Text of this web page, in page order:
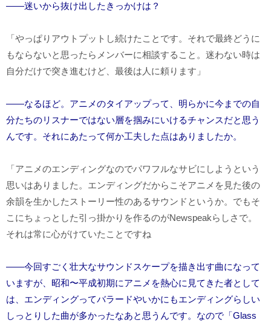
――迷いから抜け出したきっかけは？
「やっぱりアウトプットし続けたことです。それで最終どうに
もならないと思ったらメンバーに相談すること。迷わない時は
自分だけで突き進むけど、最後は人に頼ります」
――なるほど。アニメのタイアップって、明らかに今までの自
分たちのリスナーではない層を掴みにいけるチャンスだと思う
んです。それにあたって何か工夫した点はありましたか。
「アニメのエンディングなのでパワフルなサビにしようという
思いはありました。エンディングだからこそアニメを見た後の
余韻を生かしたストーリー性のあるサウンドというか。でもそ
こにちょっとした引っ掛かりを作るのがNewspeakらしさで。
それは常に心がけていたことですね
――今回すごく壮大なサウンドスケープを描き出す曲になって
いますが、昭和〜平成初期にアニメを熱心に見てきた者として
は、エンディングってバラードやいかにもエンディングらしい
しっとりした曲が多かったなあと思うんです。なので「Glass